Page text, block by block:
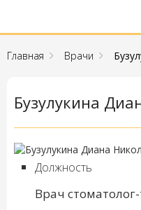
Главная Врачи
Бузулукина
Должность
Врач